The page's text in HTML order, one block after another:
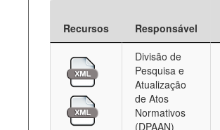
Recursos Responsável
Divisão de
Pesquisa e
Atualização
de Atos
Normativos
(DPAAN)